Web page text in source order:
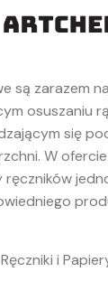
są zarazem
osuszaniu
się
W
ręczników
Ręczniki i